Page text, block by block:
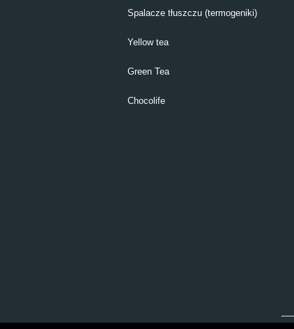
Spalacze tłuszczu (termogeniki)
Yellow tea
Green Tea
Chocolife